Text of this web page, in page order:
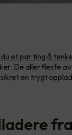
et par ting å
De aller fleste
en trygt